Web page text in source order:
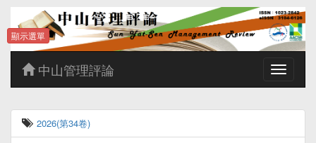
Toggle
中山管理評論
2026(第34卷)
顯示選單